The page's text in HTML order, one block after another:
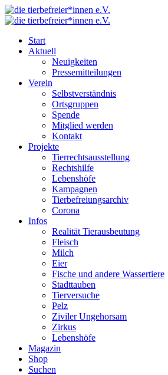
Start
Aktuell
Neuigkeiten
Pressemitteilungen
Verein
Selbstverständnis
Ortsgruppen
Spende
Mitglied werden
Kontakt
Projekte
Tierrechtsausstellung
Rechtshilfe
Lebenshöfe
Kampagnen
Tierbefreiungsarchiv
Corona
Infos
Realität Tierausbeutung
Fleisch
Milch
Eier
Fische und andere Wassertiere
Stadttauben
Tierversuche
Pelz
Ziviler Ungehorsam
Zirkus
Lebenshöfe
Magazin
Shop
Suchen